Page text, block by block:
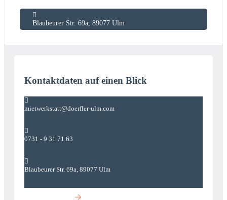
Blaubeurer Str. 69a, 89077 Ulm
Kontaktdaten auf einen Blick
mietwerkstatt@doerfler-ulm.com
0731 - 9 31 71 63
Blaubeurer Str. 69a, 89077 Ulm